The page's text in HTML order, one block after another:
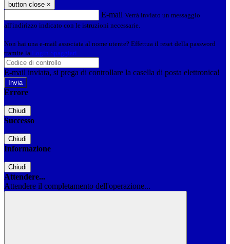
button close ×
E-mail Verrà inviato un messaggio
all'indirizzo indicato con le istruzioni necessarie.
Non hai una e-mail associata al nome utente? Effettua il reset della password
tramite la Login Spaggiari
E-mail inviata, si prega di controllare la casella di posta elettronica!
Errore
Chiudi
Successo
Chiudi
Informazione
Chiudi
Attendere...
Attendere il completamento dell'operazione...